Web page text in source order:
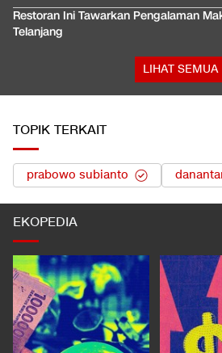
Restoran Ini Tawarkan Pengalaman
Telanjang
LIHAT SEMUA
TOPIK TERKAIT
prabowo subianto
EKOPEDIA